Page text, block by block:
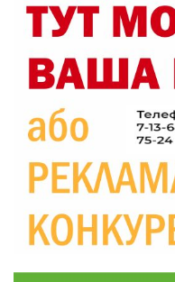
19:29
30 лип
«Все
26-річного
20:06
Паливо по 100
28 лип
Житлові
підтримка ВПО:
10:36
28 лип
Валентина
Перемогу і